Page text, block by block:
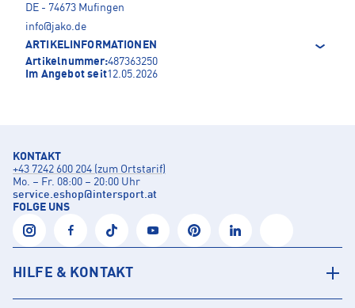
DE - 74673 Mufingen
info@jako.de
ARTIKELINFORMATIONEN
Artikelnummer:487363250
Im Angebot seit12.05.2026
KONTAKT
+43 7242 600 204 (zum Ortstarif)
Mo. – Fr. 08:00 – 20:00 Uhr
service.eshop@intersport.at
FOLGE UNS
HILFE & KONTAKT